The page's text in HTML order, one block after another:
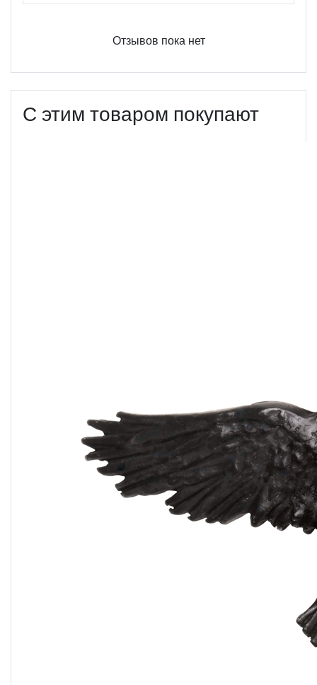
Отзывов пока нет
С этим товаром покупают